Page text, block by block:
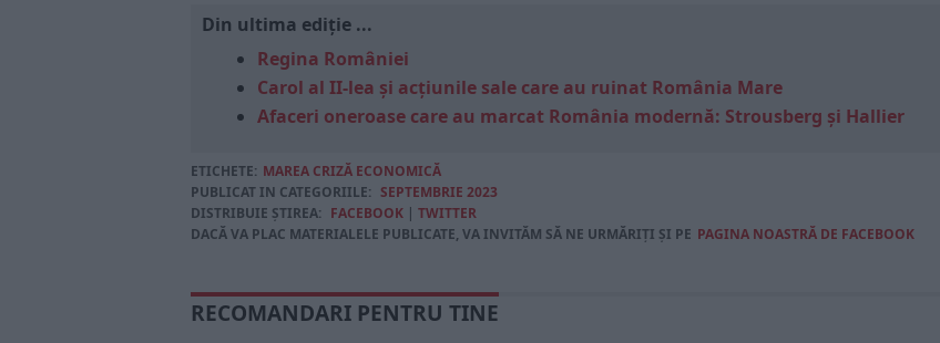
Din ultima ediție ...
Regina României
Carol al II-lea și acțiunile sale care au ruinat România Mare
Afaceri oneroase care au marcat România modernă: Strousberg și Hallier
ETICHETE: MAREA CRIZĂ ECONOMICĂ
PUBLICAT IN CATEGORIILE: SEPTEMBRIE 2023
DISTRIBUIE ȘTIREA: FACEBOOK | TWITTER
DACĂ VA PLAC MATERIALELE PUBLICATE, VA INVITĂM SĂ NE URMĂRIȚI ȘI PE PAGINA NOASTRĂ DE FACEBOOK
RECOMANDARI PENTRU TINE